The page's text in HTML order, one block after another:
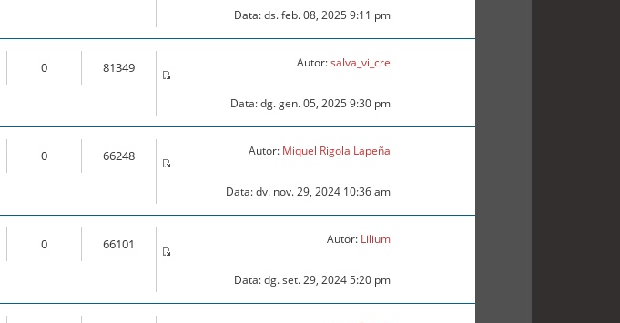
Data: ds. feb. 08, 2025 9:11 pm
0 81349 Autor:salva_vi_cre
Data: dg. gen. 05, 2025 9:30 pm
0 66248 Autor: Miquel Rigola Lapeña
Data: dv. nov. 29, 2024 10:36 am
0 66101 Autor: Lilium
Data: dg. set. 29, 2024 5:20 pm